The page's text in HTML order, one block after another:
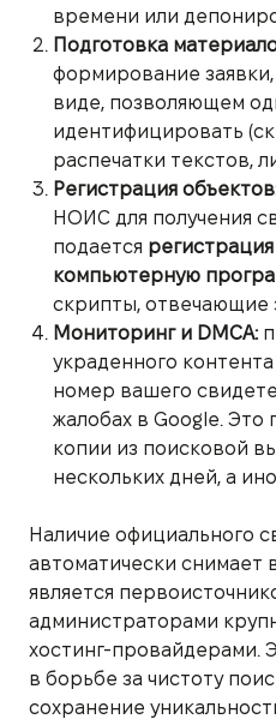
времени или
Подготовка
формирование
виде, позволяющем
идентифицировать
распечатки текстов,
Регистрация
НОИС для получения
подается
компьютерную
скрипты, отвечающие
Мониторинг и DMCA:
украденного
номер вашего
жалобах в Google. Это
копии из поисковой
нескольких дней, а
Наличие официального
автоматически снимает
является
администраторами
хостинг-провайдерами.
в борьбе за чистоту
сохранение